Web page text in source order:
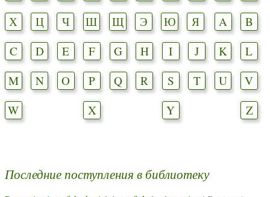
Х
Ц Ч Ш Щ Э Ю Я A
B
C
D E F G H I J K
L
M
N O P Q R S T U
V
W
X Y Z
Последние поступления в библиотеку